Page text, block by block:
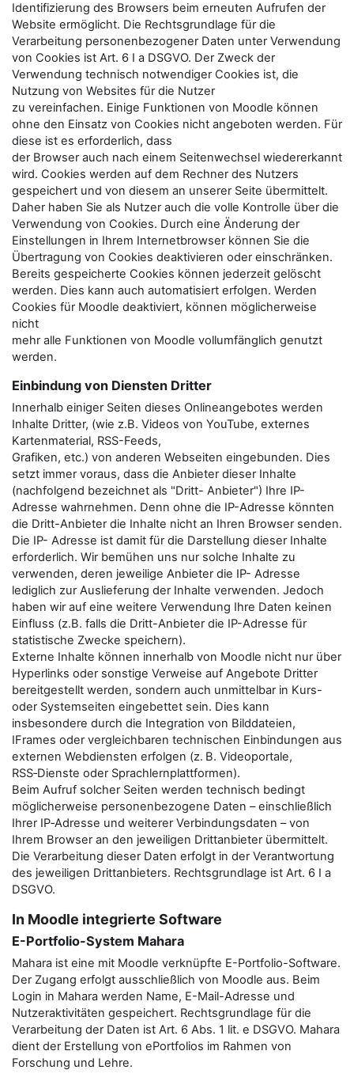
Identifizierung des Browsers beim erneuten Aufrufen der
Website ermöglicht. Die Rechtsgrundlage für die
Verarbeitung personenbezogener Daten unter Verwendung
von Cookies ist Art. 6 I a DSGVO. Der Zweck der
Verwendung technisch notwendiger Cookies ist, die
Nutzung von Websites für die Nutzer
zu vereinfachen. Einige Funktionen von Moodle können
ohne den Einsatz von Cookies nicht angeboten werden. Für
diese ist es erforderlich, dass
der Browser auch nach einem Seitenwechsel wiedererkannt
wird. Cookies werden auf dem Rechner des Nutzers
gespeichert und von diesem an unserer Seite übermittelt.
Daher haben Sie als Nutzer auch die volle Kontrolle über die
Verwendung von Cookies. Durch eine Änderung der
Einstellungen in Ihrem Internetbrowser können Sie die
Übertragung von Cookies deaktivieren oder einschränken.
Bereits gespeicherte Cookies können jederzeit gelöscht
werden. Dies kann auch automatisiert erfolgen. Werden
Cookies für Moodle deaktiviert, können möglicherweise
nicht
mehr alle Funktionen von Moodle vollumfänglich genutzt
werden.
Einbindung von Diensten Dritter
Innerhalb einiger Seiten dieses Onlineangebotes werden
Inhalte Dritter, (wie z.B. Videos von YouTube, externes
Kartenmaterial, RSS-Feeds,
Grafiken, etc.) von anderen Webseiten eingebunden. Dies
setzt immer voraus, dass die Anbieter dieser Inhalte
(nachfolgend bezeichnet als "Dritt- Anbieter") Ihre IP-
Adresse wahrnehmen. Denn ohne die IP-Adresse könnten
die Dritt-Anbieter die Inhalte nicht an Ihren Browser senden.
Die IP- Adresse ist damit für die Darstellung dieser Inhalte
erforderlich. Wir bemühen uns nur solche Inhalte zu
verwenden, deren jeweilige Anbieter die IP- Adresse
lediglich zur Auslieferung der Inhalte verwenden. Jedoch
haben wir auf eine weitere Verwendung Ihre Daten keinen
Einfluss (z.B. falls die Dritt-Anbieter die IP-Adresse für
statistische Zwecke speichern).
Externe Inhalte können innerhalb von Moodle nicht nur über
Hyperlinks oder sonstige Verweise auf Angebote Dritter
bereitgestellt werden, sondern auch unmittelbar in Kurs-
oder Systemseiten eingebettet sein. Dies kann
insbesondere durch die Integration von Bilddateien,
IFrames oder vergleichbaren technischen Einbindungen aus
externen Webdiensten erfolgen (z. B. Videoportale,
RSS‑Dienste oder Sprachlernplattformen).
Beim Aufruf solcher Seiten werden technisch bedingt
möglicherweise personenbezogene Daten – einschließlich
Ihrer IP‑Adresse und weiterer Verbindungsdaten – von
Ihrem Browser an den jeweiligen Drittanbieter übermittelt.
Die Verarbeitung dieser Daten erfolgt in der Verantwortung
des jeweiligen Drittanbieters. Rechtsgrundlage ist Art. 6 I a
DSGVO.
In Moodle integrierte Software
E-Portfolio-System Mahara
Mahara ist eine mit Moodle verknüpfte E-Portfolio-Software.
Der Zugang erfolgt ausschließlich von Moodle aus. Beim
Login in Mahara werden Name, E-Mail-Adresse und
Nutzeraktivitäten gespeichert. Rechtsgrundlage für die
Verarbeitung der Daten ist Art. 6 Abs. 1 lit. e DSGVO. Mahara
dient der Erstellung von ePortfolios im Rahmen von
Forschung und Lehre.